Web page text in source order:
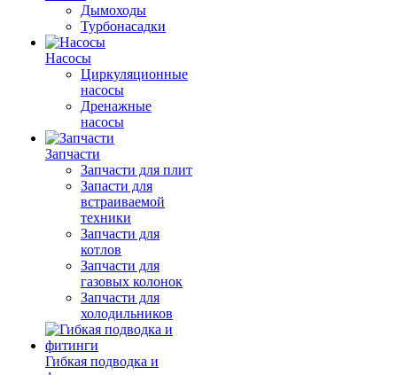
Дымоходы
Турбонасадки
Насосы
Циркуляционные
насосы
Дренажные
насосы
Запчасти
Запчасти для плит
Запасти для
встраиваемой
техники
Запчасти для
котлов
Запчасти для
газовых колонок
Запчасти для
холодильников
Гибкая подводка и